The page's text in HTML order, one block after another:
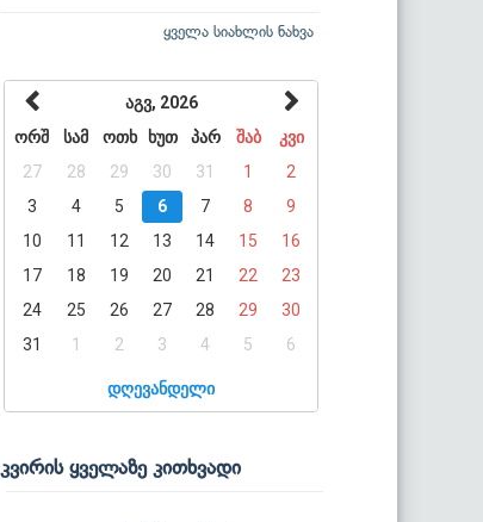
ყველა სიახლის ნახვა
აგვ, 2026
ორშ
სამ ოთხ ხუთ პარ შაბ
კვი
27
28 29 30 31 1
2
3
4 5 6 7 8
9
10
11 12 13 14 15
16
17
18 19 20 21 22
23
24
25 26 27 28 29
30
31
1 2 3 4 5 6
დღევანდელი
კვირის ყველაზე კითხვადი